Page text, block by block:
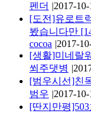
펜더 |2017-10-
[도전]유로트
봤습니다만
cocoa |2017-
[생활]미네랄
쐬주댓병 |
[범우시선]친
범우 |2017-10-
[딴지만평